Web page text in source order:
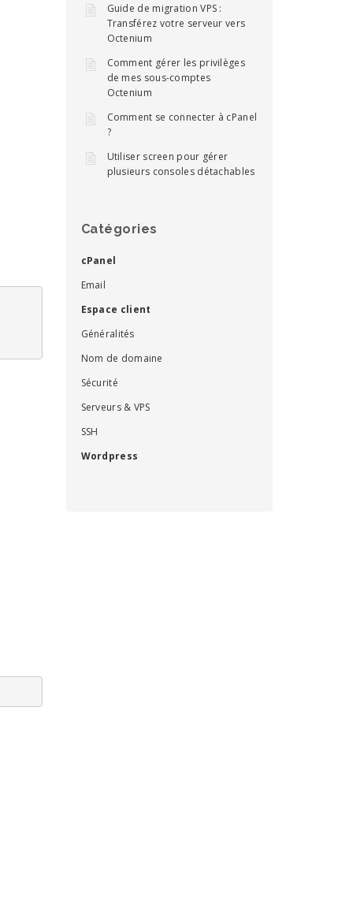
Guide de migration VPS :
Transférez votre serveur vers
Octenium
Comment gérer les privilèges
de mes sous-comptes
Octenium
Comment se connecter à cPanel
?
Utiliser screen pour gérer
plusieurs consoles détachables
Catégories
cPanel
Email
Espace client
Généralités
Nom de domaine
Sécurité
Serveurs & VPS
SSH
Wordpress